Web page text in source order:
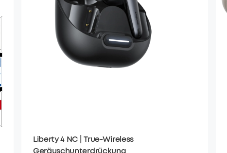
Liberty 4 NC | True-Wireless